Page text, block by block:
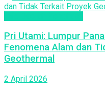
Pri Utami: Lumpur
Fenomena Alam dan
Geothermal
2 April 2026